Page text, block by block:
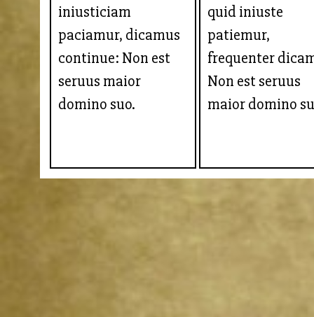
iniusticiam
paciamur, dicamus
continue: Non est
seruus maior
domino suo.
quid iniuste
patiemur,
frequenter
Non est seruus
maior domino